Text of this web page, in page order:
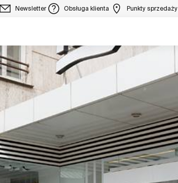
Newsletter Obsługa klienta Punkty sprzedaży